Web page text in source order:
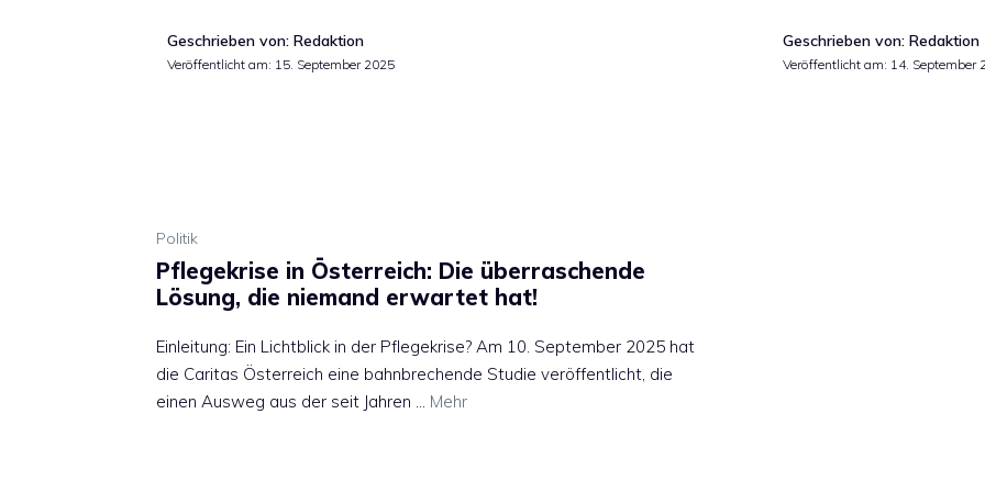
Geschrieben von: Redaktion
Veröffentlicht am: 15. September 2025
Geschrieben von: Redaktion
Veröffentlicht am: 14. September
Politik
Pflegekrise in Österreich: Die überraschende
Lösung, die niemand erwartet hat!
Einleitung: Ein Lichtblick in der Pflegekrise? Am 10. September 2025 hat
die Caritas Österreich eine bahnbrechende Studie veröffentlicht, die
einen Ausweg aus der seit Jahren … Mehr